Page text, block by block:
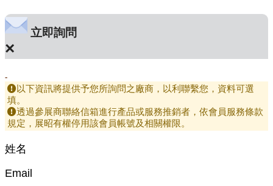
立即詢問
×
-
以下資訊將提供予您所詢問之廠商，以利聯繫您，資料可選
填。
透過參展商聯絡信箱進行產品或服務推銷者，依會員服務條款
規定，展昭有權停用該會員帳號及相關權限。
姓名
Email